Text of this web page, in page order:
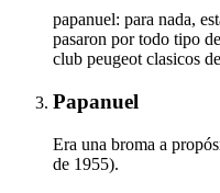
papanuel: para nada,
pasaron por todo tipo
club peugeot clasicos
Papanuel
Era una broma a
de 1955).